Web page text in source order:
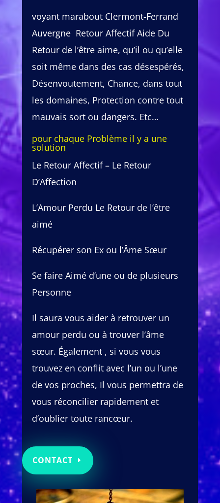
voyant marabout Clermont-Ferrand
Auvergne Retour Affectif Aide Du
Retour de l’être aime, qu’il ou qu’elle
soit même dans des cas désespérés,
Désenvoutement, Chance, dans tout
les domaines, Protection contre tout
mauvais sort ou dangers. Etc…
pour chaque Problème il y a une
solution
Le Retour Affectif – Le Retour
D’Affection
L’Amour Perdu Le Retour de l’être
aimé
Récupérer son Ex ou l’Âme Sœur
Se faire Aimé d’une ou de plusieurs
Personne
Il saura vous aider à retrouver un
amour perdu ou à trouver l’âme
sœur. Également , si vous vous
trouvez en conflit avec l’un ou l’une
de vos proches, Il vous permettra de
vous réconcilier rapidement et
d’oublier toute rancœur.
CONTACT